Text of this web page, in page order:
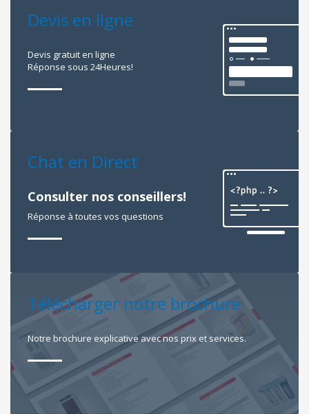
Devis en ligne
Devis gratuit en ligne
Réponse sous 24Heures!
Chat en Direct
Consulter nos conseillers!
Réponse à toutes vos questions
Télécharger notre brochure
Notre brochure explicative avec nos prix et services.